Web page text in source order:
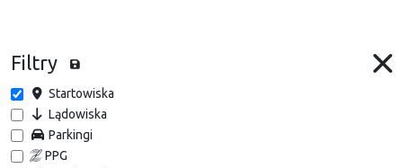
Filtry
Startowiska
Lądowiska
Parkingi
PPG